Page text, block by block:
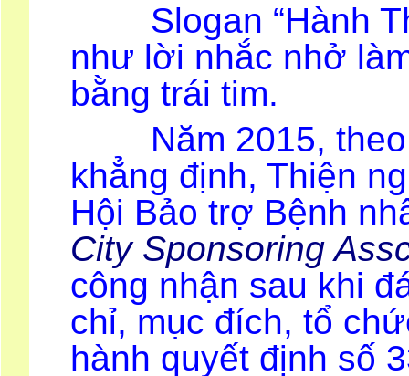
Slogan “Hành
như lời nhắc nhở
bằng trái tim.
Năm 2015, theo
khẳng định, Thiện
Hội Bảo trợ Bệnh
City Sponsoring
công nhận sau khi
chỉ, mục đích, tổ
hành quyết định số